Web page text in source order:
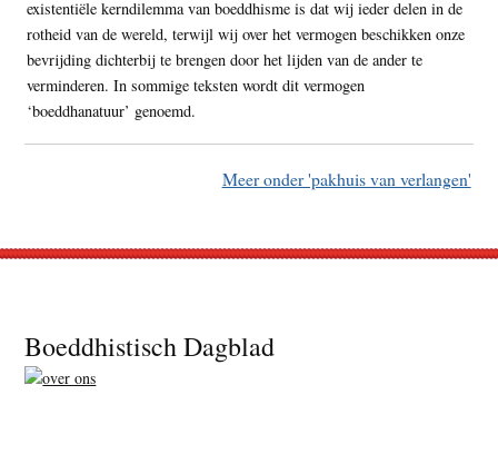
existentiële kerndilemma van boeddhisme is dat wij ieder delen in de
rotheid van de wereld, terwijl wij over het vermogen beschikken onze
bevrijding dichterbij te brengen door het lijden van de ander te
verminderen. In sommige teksten wordt dit vermogen
‘boeddhanatuur’ genoemd.
Meer onder 'pakhuis van verlangen'
Footer
Boeddhistisch Dagblad